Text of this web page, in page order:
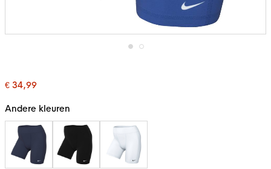
begin
de
gallerij
€ 34,99
Andere kleuren